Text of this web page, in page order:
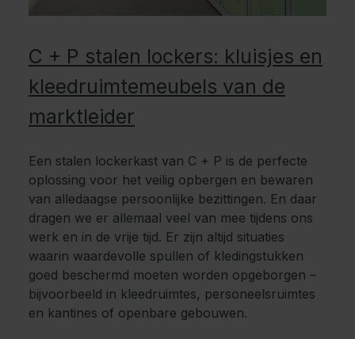
C + P stalen lockers: kluisjes en
kleedruimtemeubels van de
marktleider
Een stalen lockerkast van C + P is de perfecte
oplossing voor het veilig opbergen en bewaren
van alledaagse persoonlijke bezittingen. En daar
dragen we er allemaal veel van mee tijdens ons
werk en in de vrije tijd. Er zijn altijd situaties
waarin waardevolle spullen of kledingstukken
goed beschermd moeten worden opgeborgen –
bijvoorbeeld in kleedruimtes, personeelsruimtes
en kantines of openbare gebouwen.